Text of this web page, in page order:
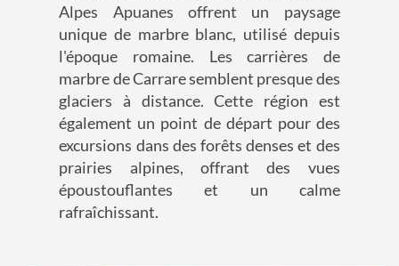
Alpes Apuanes offrent un paysage
unique de marbre blanc, utilisé depuis
l'époque romaine. Les carrières de
marbre de Carrare semblent presque des
glaciers à distance. Cette région est
également un point de départ pour des
excursions dans des forêts denses et des
prairies alpines, offrant des vues
époustouflantes et un calme
rafraîchissant.